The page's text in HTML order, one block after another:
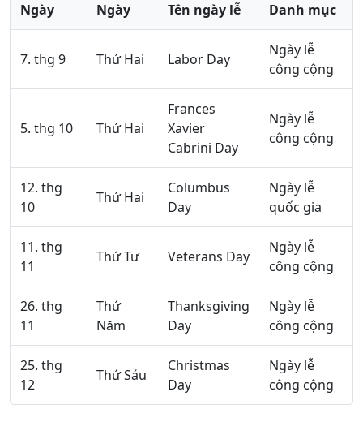
Ngày Ngày Tên ngày lễ Danh mục
7. thg 9 Thứ Hai Labor Day
Ngày lễ
công cộng
5. thg 10 Thứ Hai
Frances
Xavier
Cabrini Day
Ngày lễ
công cộng
12. thg
10
Thứ Hai
Columbus
Day
Ngày lễ
quốc gia
11. thg
11
Thứ Tư Veterans Day
Ngày lễ
công cộng
26. thg
11
Thứ
Năm
Thanksgiving
Day
Ngày lễ
công cộng
25. thg
12
Thứ Sáu
Christmas
Day
Ngày lễ
công cộng